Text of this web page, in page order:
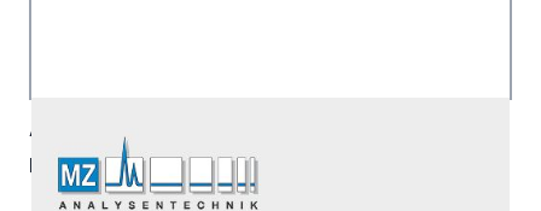
Artikelnummer:
Hersteller: MicroSolv